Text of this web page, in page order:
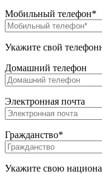
Мобильный телефон*
Укажите свой
Домашний телефон
Электронная почта
Гражданство*
Укажите свою